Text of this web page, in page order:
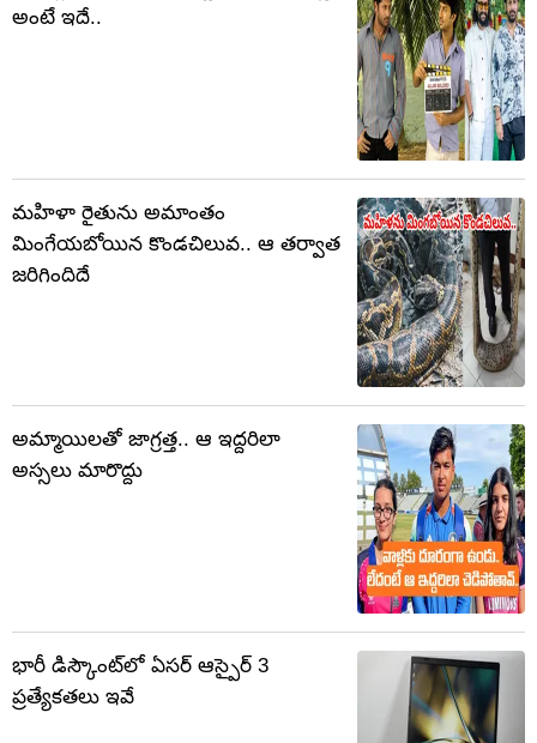
అంటే ఇదే..
మహిళా రైతును అమాంతం
మింగేయబోయిన కొండచిలువ.. ఆ తర్వాత
జరిగిందిదే
అమ్మాయిలతో జాగ్రత్త.. ఆ ఇద్దరిలా
అస్సలు మారొద్దు
భారీ డిస్కౌంట్‌లో ఏసర్ ఆస్పైర్ 3
ప్రత్యేకతలు ఇవే